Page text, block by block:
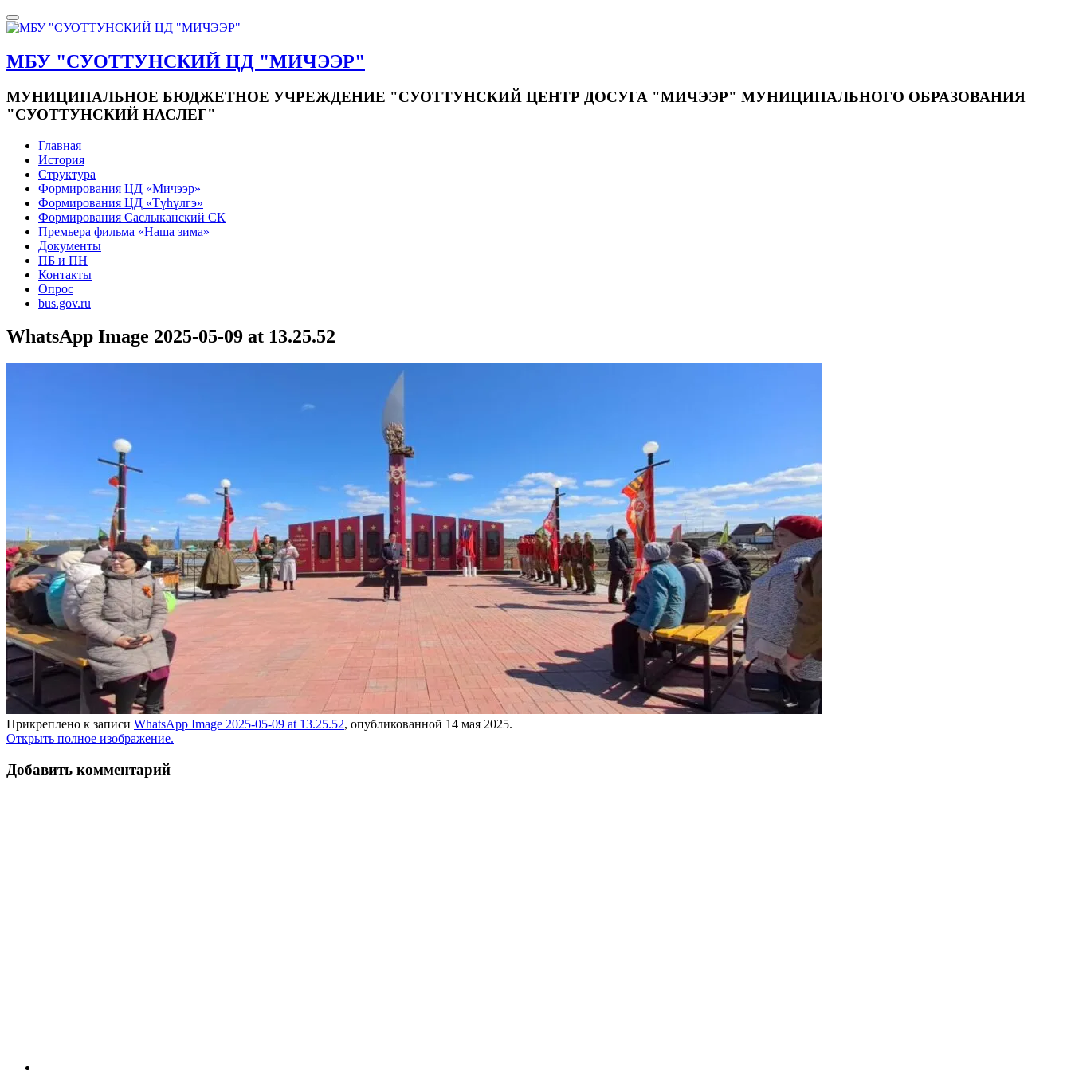
МБУ "СУОТТУНСКИЙ ЦД "МИЧЭЭР"
МУНИЦИПАЛЬНОЕ БЮДЖЕТНОЕ УЧРЕЖДЕНИЕ "СУОТТУНСКИЙ ЦЕНТР ДОСУГА "МИЧЭЭР" МУНИЦИПАЛЬНОГО ОБРАЗОВАНИЯ
"СУОТТУНСКИЙ НАСЛЕГ"
Главная
История
Структура
Формирования ЦД «Мичээр»
Формирования ЦД «Түһүлгэ»
Формирования Саслыканский СК
Премьера фильма «Наша зима»
Документы
ПБ и ПН
Контакты
Опрос
bus.gov.ru
WhatsApp Image 2025-05-09 at 13.25.52
Прикреплено к записи WhatsApp Image 2025-05-09 at 13.25.52, опубликованной 14 мая 2025.
Открыть полное изображение.
Добавить комментарий